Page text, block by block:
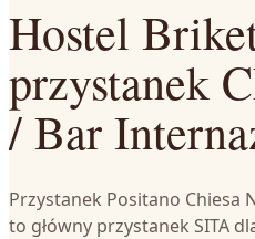
Hostel
przystanek
/ Bar
Przystanek Positano Chiesa
to główny przystanek SITA